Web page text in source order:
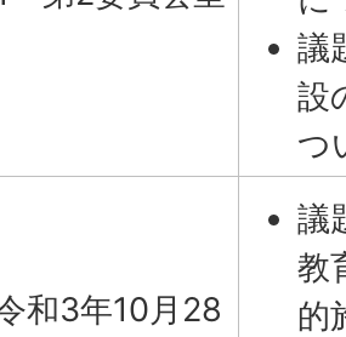
議
設
つ
和3年10月28
議
教
的